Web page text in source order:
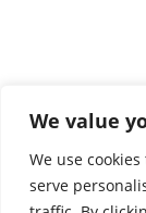
We value
We use
serve